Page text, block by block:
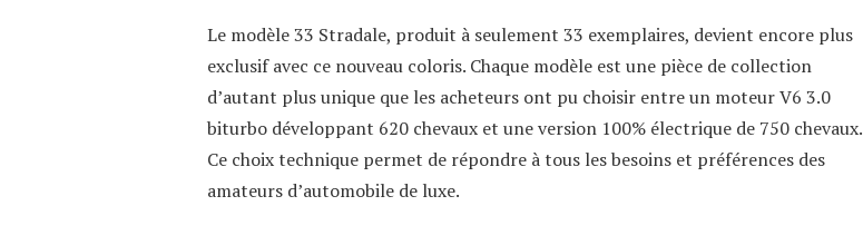
Le modèle 33 Stradale, produit à seulement 33 exemplaires, devient encore plus
exclusif avec ce nouveau coloris. Chaque modèle est une pièce de collection
d’autant plus unique que les acheteurs ont pu choisir entre un moteur V6 3.0
biturbo développant 620 chevaux et une version 100% électrique de 750 chevaux.
Ce choix technique permet de répondre à tous les besoins et préférences des
amateurs d’automobile de luxe.